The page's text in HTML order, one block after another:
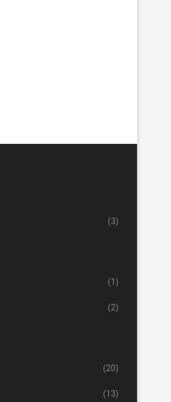
(3)
(1)
(2)
(20)
(13)